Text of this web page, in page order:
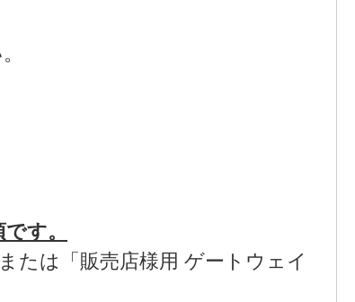
す。
たは「販売店様用 ゲートウェイ